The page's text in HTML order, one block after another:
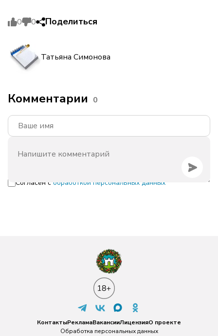
0 0 Поделиться
Татьяна Симонова
Комментарии 0
Согласен с обработкой персональных данных
КонтактыРекламаВакансииЛицензияО проекте
Обработка персональных данных